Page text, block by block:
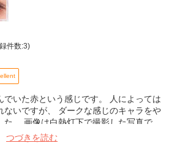
件数:3)
でいた赤という感じです。 人によっては
ないですが、 ダークな感じのキャラをや
た。 画像は白熱灯下で撮影した写真で
つづきを読む